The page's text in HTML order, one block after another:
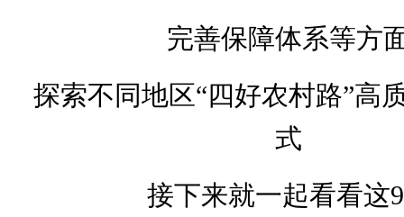
完善保障体系等方
探索不同地区“四好农村路”高
式
接下来就一起看看这